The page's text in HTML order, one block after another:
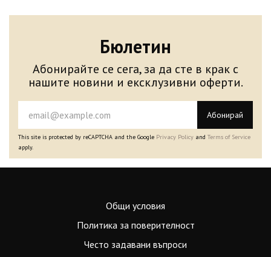
Бюлетин
Абонирайте се сега, за да сте в крак с
нашите новини и ексклузивни оферти.
Абонирай
This site is protected by reCAPTCHA and the Google Privacy Policy and Terms of Service
apply.
Общи условия
Политика за поверителност
Често задавани въпроси